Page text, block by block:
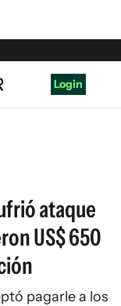
Login
ataque
US$ 650
pagarle a los